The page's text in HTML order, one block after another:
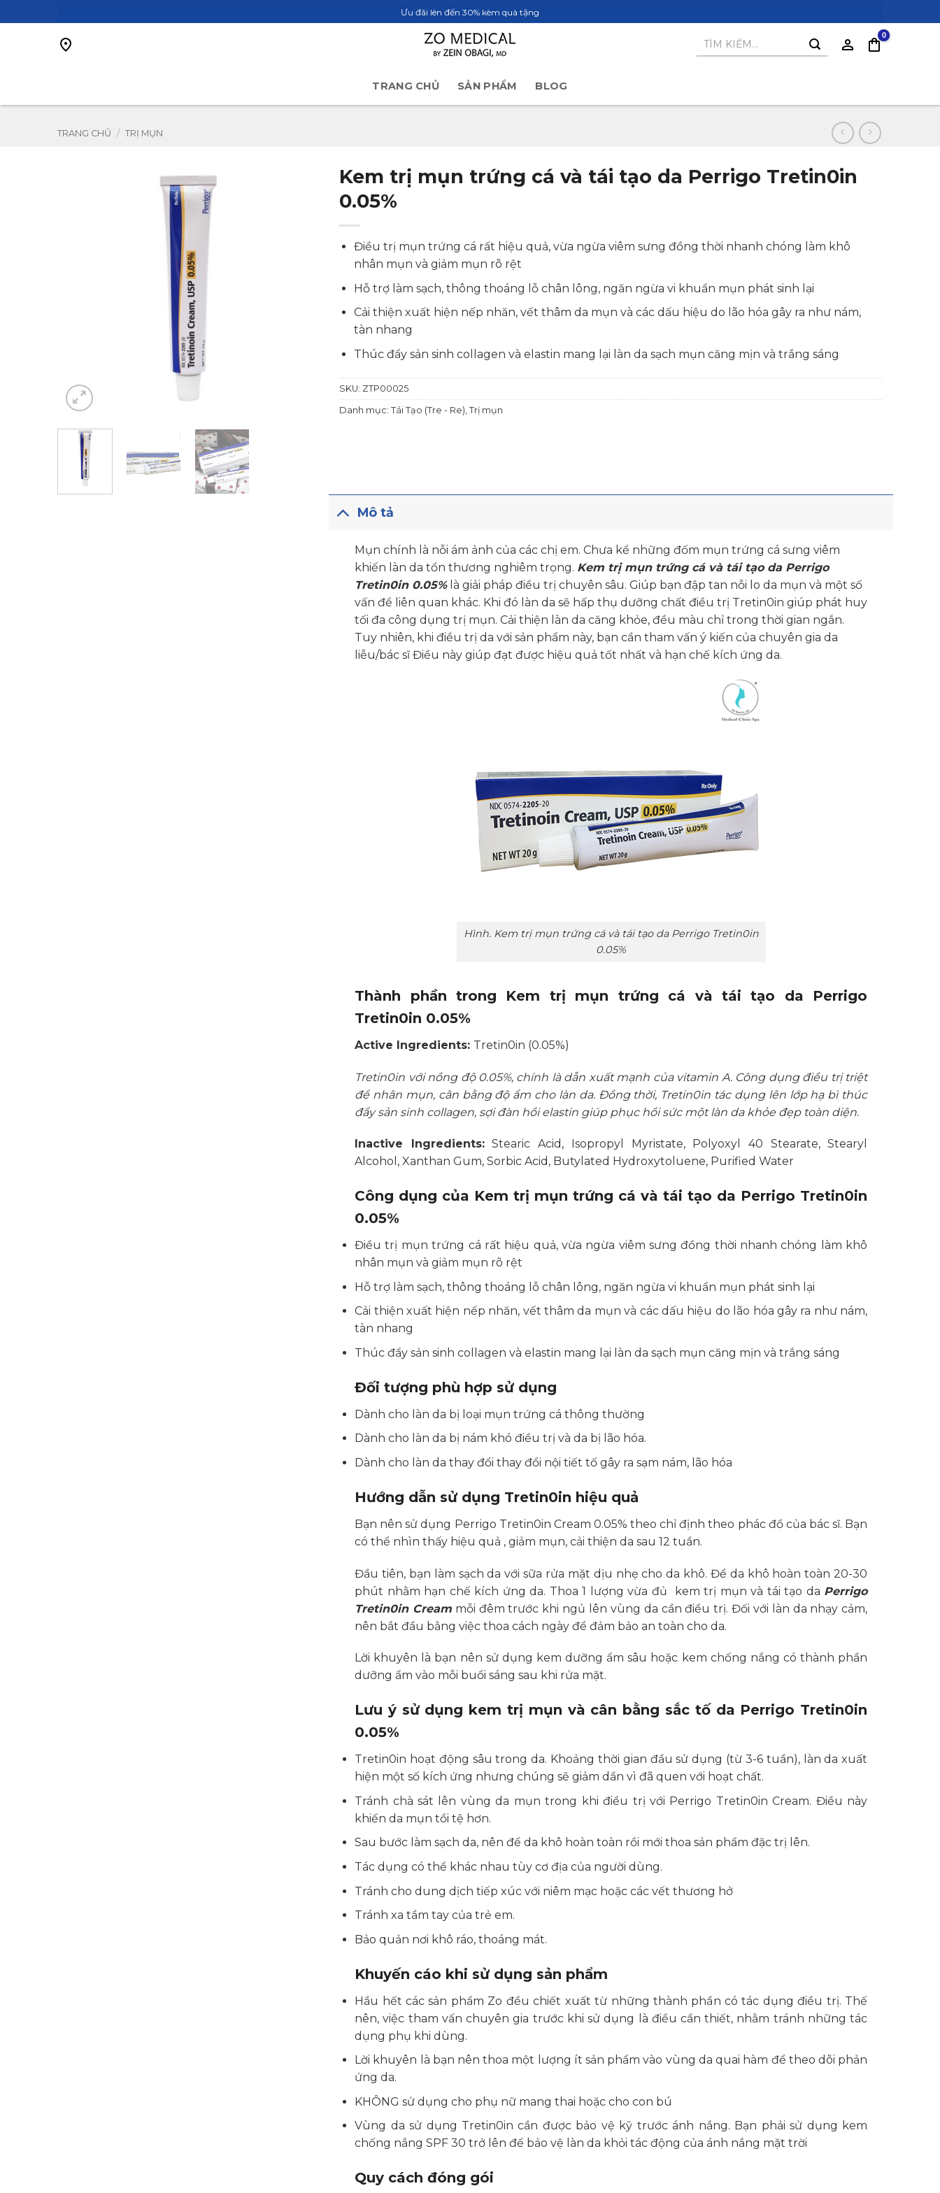
qua
Ưu đãi lên đến 30% kèm quà tặng
Tìm
TRANG CHỦ SẢN PHẨM BLOG
TRANG CHỦ / TRỊ MỤN
Kem trị mụn trứng cá và tái tạo da Perrigo Tretin0in
0.05%
Điều trị mụn trứng cá rất hiệu quả, vừa ngừa viêm sưng đồng thời nhanh chóng làm khô
nhân mụn và giảm mụn rõ rệt
Hỗ trợ làm sạch, thông thoáng lỗ chân lông, ngăn ngừa vi khuẩn mụn phát sinh lại
Cải thiện xuất hiện nếp nhăn, vết thâm da mụn và các dấu hiệu do lão hóa gây ra như nám,
tàn nhang
Thúc đẩy sản sinh collagen và elastin mang lại làn da sạch mụn căng mịn và trắng sáng
SKU: ZTP00025
Danh mục:Tái Tạo (Tre - Re) ,Trị mụn
Mô tả
Mụn chính là nỗi ám ảnh của các chị em. Chưa kể những đốm mụn trứng cá sưng viêm
khiến làn da tổn thương nghiêm trọng. Kem trị mụn trứng cá và tái tạo da Perrigo
Tretin0in 0.05%là giải pháp điều trị chuyên sâu. Giúp bạn đập tan nỗi lo da mụn và một số
vấn đề liên quan khác. Khi đó làn da sẽ hấp thụ dưỡng chất điều trị Tretin0in giúp phát huy
tối đa công dụng trị mụn. Cải thiện làn da căng khỏe, đều màu chỉ trong thời gian ngắn.
Tuy nhiên, khi điều trị da với sản phẩm này, bạn cần tham vấn ý kiến của chuyên gia da
liễu/bác sĩ Điều này giúp đạt được hiệu quả tốt nhất và hạn chế kích ứng da.
Hình. Kem trị mụn trứng cá và tái tạo da Perrigo Tretin0in
0.05%
Thành phần trong Kem trị mụn trứng cá và tái tạo da Perrigo
Tretin0in 0.05%
Active Ingredients: Tretin0in (0.05%)
Tretin0in với nồng độ 0.05%, chính là dẫn xuất mạnh của vitamin A. Công dụng điều trị triệt
để nhân mụn, cân bằng độ ẩm cho làn da. Đồng thời, Tretin0in tác dụng lên lớp hạ bì thúc
đẩy sản sinh collagen, sợi đàn hồi elastin giúp phục hồi sức một làn da khỏe đẹp toàn diện.
Inactive Ingredients:Stearic Acid, Isopropyl Myristate, Polyoxyl 40 Stearate, Stearyl
Alcohol, Xanthan Gum, Sorbic Acid, Butylated Hydroxytoluene, Purified Water
Công dụng của Kem trị mụn trứng cá và tái tạo da Perrigo Tretin0in
0.05%
Điều trị mụn trứng cá rất hiệu quả, vừa ngừa viêm sưng đồng thời nhanh chóng làm khô
nhân mụn và giảm mụn rõ rệt
Hỗ trợ làm sạch, thông thoáng lỗ chân lông, ngăn ngừa vi khuẩn mụn phát sinh lại
Cải thiện xuất hiện nếp nhăn, vết thâm da mụn và các dấu hiệu do lão hóa gây ra như nám,
tàn nhang
Thúc đẩy sản sinh collagen và elastin mang lại làn da sạch mụn căng mịn và trắng sáng
Đối tượng phù hợp sử dụng
Dành cho làn da bị loại mụn trứng cá thông thường
Dành cho làn da bị nám khó điều trị và da bị lão hóa.
Dành cho làn da thay đổi thay đổi nội tiết tố gây ra sạm nám, lão hóa
Hướng dẫn sử dụng Tretin0in hiệu quả
Bạn nên sử dụng Perrigo Tretin0in Cream 0.05% theo chỉ định theo phác đồ của bác sĩ. Bạn
có thể nhìn thấy hiệu quả , giảm mụn, cải thiện da sau 12 tuần.
Đầu tiên, bạn làm sạch da với sữa rửa mặt dịu nhẹ cho da khô. Để da khô hoàn toàn 20-30
phút nhằm hạn chế kích ứng da. Thoa 1 lượng vừa đủ kem trị mụn và tái tạo da Perrigo
Tretin0in Creammỗi đêm trước khi ngủ lên vùng da cần điều trị. Đối với làn da nhạy cảm,
nên bắt đầu bằng việc thoa cách ngày để đảm bảo an toàn cho da.
Lời khuyên là bạn nên sử dụng kem dưỡng ẩm sâu hoặc kem chống nắng có thành phần
dưỡng ẩm vào mỗi buổi sáng sau khi rửa mặt.
Lưu ý sử dụng kem trị mụn và cân bằng sắc tố da Perrigo Tretin0in
0.05%
Tretin0in hoạt động sâu trong da. Khoảng thời gian đầu sử dụng (từ 3-6 tuần), làn da xuất
hiện một số kích ứng nhưng chúng sẽ giảm dần vì đã quen với hoạt chất.
Tránh chà sát lên vùng da mụn trong khi điều trị với Perrigo Tretin0in Cream. Điều này
khiến da mụn tồi tệ hơn.
Sau bước làm sạch da, nên để da khô hoàn toàn rồi mới thoa sản phẩm đặc trị lên.
Tác dụng có thể khác nhau tùy cơ địa của người dùng.
Tránh cho dung dịch tiếp xúc với niêm mạc hoặc các vết thương hở
Tránh xa tầm tay của trẻ em.
Bảo quản nơi khô ráo, thoáng mát.
Khuyến cáo khi sử dụng sản phẩm
Hầu hết các sản phẩm Zo đều chiết xuất từ những thành phần có tác dụng điều trị. Thế
nên, việc tham vấn chuyên gia trước khi sử dụng là điều cần thiết, nhằm tránh những tác
dụng phụ khi dùng.
Lời khuyên là bạn nên thoa một lượng ít sản phẩm vào vùng da quai hàm để theo dõi phản
ứng da.
KHÔNG sử dụng cho phụ nữ mang thai hoặc cho con bú
Vùng da sử dụng Tretin0in cần được bảo vệ kỹ trước ánh nắng. Bạn phải sử dụng kem
chống nắng SPF 30 trở lên để bảo vệ làn da khỏi tác động của ánh nắng mặt trời
Quy cách đóng gói